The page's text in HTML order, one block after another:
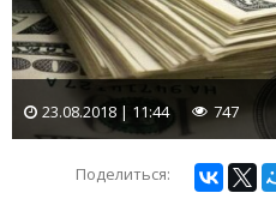
23.08.2018 | 11:44 747
Поделиться: